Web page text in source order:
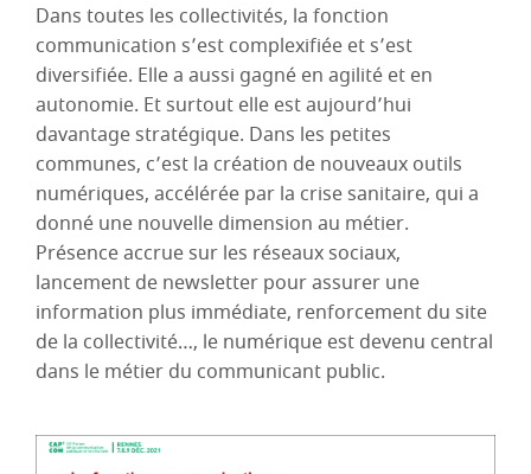
Dans toutes les collectivités, la fonction
communication s’est complexifiée et s’est
diversifiée. Elle a aussi gagné en agilité et en
autonomie. Et surtout elle est aujourd’hui
davantage stratégique. Dans les petites
communes, c’est la création de nouveaux outils
numériques, accélérée par la crise sanitaire, qui a
donné une nouvelle dimension au métier.
Présence accrue sur les réseaux sociaux,
lancement de newsletter pour assurer une
information plus immédiate, renforcement du site
de la collectivité…, le numérique est devenu central
dans le métier du communicant public.